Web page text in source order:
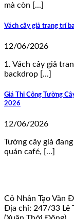
mà còn [...]
Vách cây giả trang trí
12/06/2026
1. Vách cây giả
backdrop [...]
Giá Thi Công Tường
2026
12/06/2026
Tường cây giả
quán café, [...]
Cỏ Nhân Tạo Văn
Địa chỉ: 247/33 Lê